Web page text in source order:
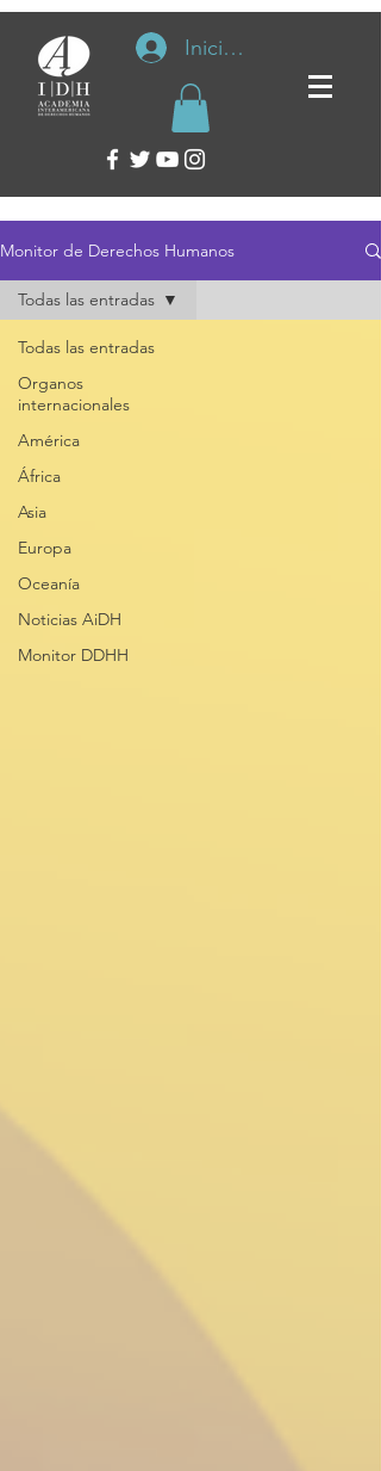
Iniciar sesión
Monitor de Derechos Humanos
Todas las entradas
Organos
internacionales
América
África
Asia
Europa
Oceanía
Noticias AiDH
Monitor DDHH
Todas las entradas